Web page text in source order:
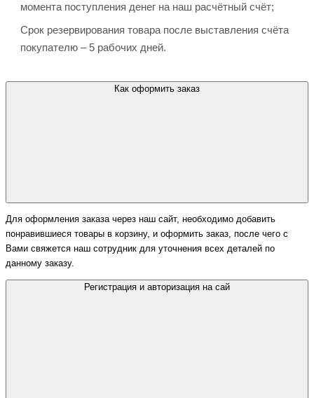
момента поступления денег на наш расчётный счёт;
Срок резервирования товара после выставления счёта
покупателю – 5 рабочих дней.
Как оформить заказ
Для оформления заказа через наш сайт, необходимо добавить
понравившиеся товары в корзину, и оформить заказ, после чего с
Вами свяжется наш сотрудник для уточнения всех деталей по
данному заказу.
Регистрация и авторизация на сай